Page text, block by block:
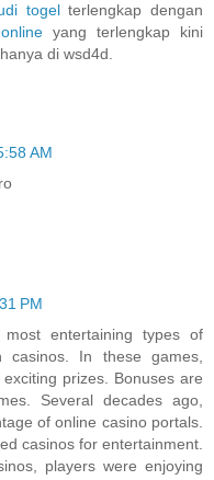
togelterlengkap dengan
yang terlengkap kini
di wsd4d.
AM
PM
entertaining types of
In these games,
prizes. Bonuses are
Several decades ago,
of online casino portals.
casinos for entertainment.
players were enjoying